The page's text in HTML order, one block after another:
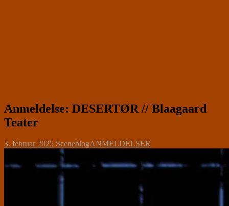
Anmeldelse: DESERTØR // Blaagaard
Teater
3. februar 2025 SceneblogANMELDELSER